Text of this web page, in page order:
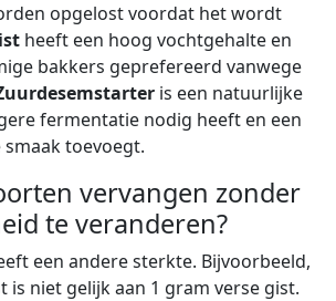
opgelost voordat het wordt
heeft een hoog vochtgehalte en
bakkers geprefereerd vanwege
is een natuurlijke
fermentatie nodig heeft en een
toevoegt.
vervangen zonder
te veranderen?
een andere sterkte. Bijvoorbeeld,
is niet gelijk aan 1 gram verse gist.